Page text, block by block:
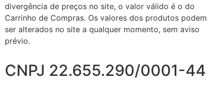
divergência de preços no site, o valor válido é o do
Carrinho de Compras. Os valores dos produtos podem
ser alterados no site a qualquer momento, sem aviso
prévio.
CNPJ 22.655.290/0001-44